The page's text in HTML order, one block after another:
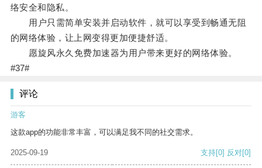
络安全和隐私。
用户只需简单安装并启动软件，就可以享受到畅通无阻
的网络体验，让上网变得更加便捷舒适。
愿旋风永久免费加速器为用户带来更好的网络体验。
#37#
评论
游客
这款app的功能非常丰富，可以满足我不同的社交需求。
2025-09-19 支持[0] 反对[0]